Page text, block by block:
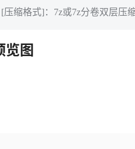
[压缩格式]：7z或7z分卷双层压
览图